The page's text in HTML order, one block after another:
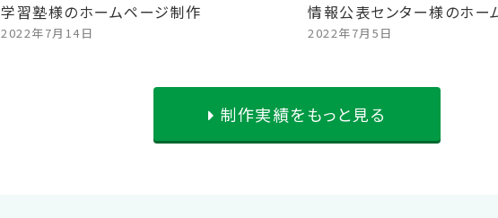
学習塾様のホームページ制作
2022年7月14日
情報公表センター様のホー
2022年7月5日
制作実績をもっと見る